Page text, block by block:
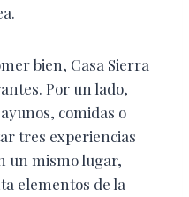
bien, Casa Sierra
Por un lado,
comidas o
tres experiencias
un mismo lugar,
elementos de la